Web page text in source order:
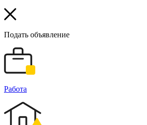
Подать объявление
Работа